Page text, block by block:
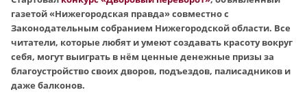
газетой «Нижегородская правда» совместно с
Законодательным собранием Нижегородской области. Все
читатели, которые любят и умеют создавать красоту вокруг
себя, могут выиграть в нём ценные денежные призы за
благоустройство своих дворов, подъездов, палисадников и
даже балконов.